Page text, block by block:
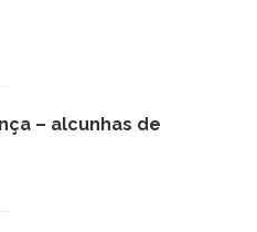
– alcunhas de